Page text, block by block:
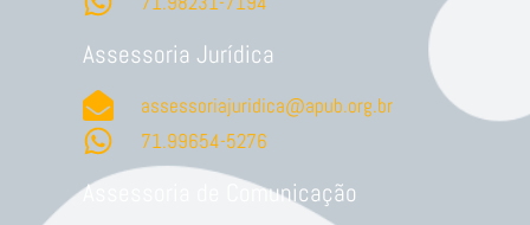
Assessoria Jurídica
assessoriajuridica@apub.org.br
71.99654-5276
Assessoria de Comunicação